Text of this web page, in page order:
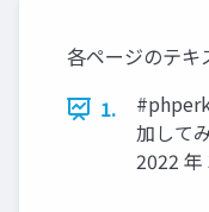
各ページのテキ
1.
加して
2022 年